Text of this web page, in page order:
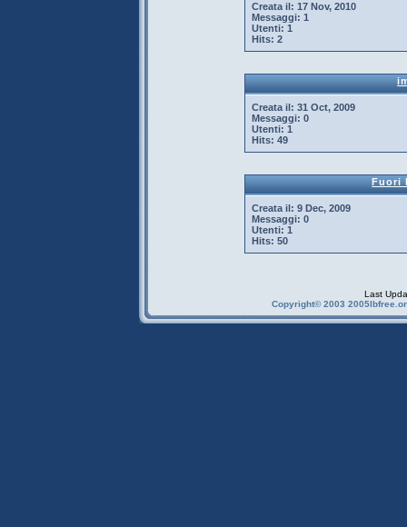
Creata il: 17 Nov, 2010
Messaggi: 1
Utenti: 1
Hits: 2
Creata il: 31 Oct, 2009
Messaggi: 0
Utenti: 1
Hits: 49
Fuori
Creata il: 9 Dec, 2009
Messaggi: 0
Utenti: 1
Hits: 50
Last
Copyright© 2003